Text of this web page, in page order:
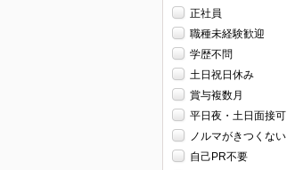
正社員
職種未経験歓迎
学歴不問
土日祝日休み
賞与複数月
平日夜・土日面接可
ノルマがきつくない
自己PR不要